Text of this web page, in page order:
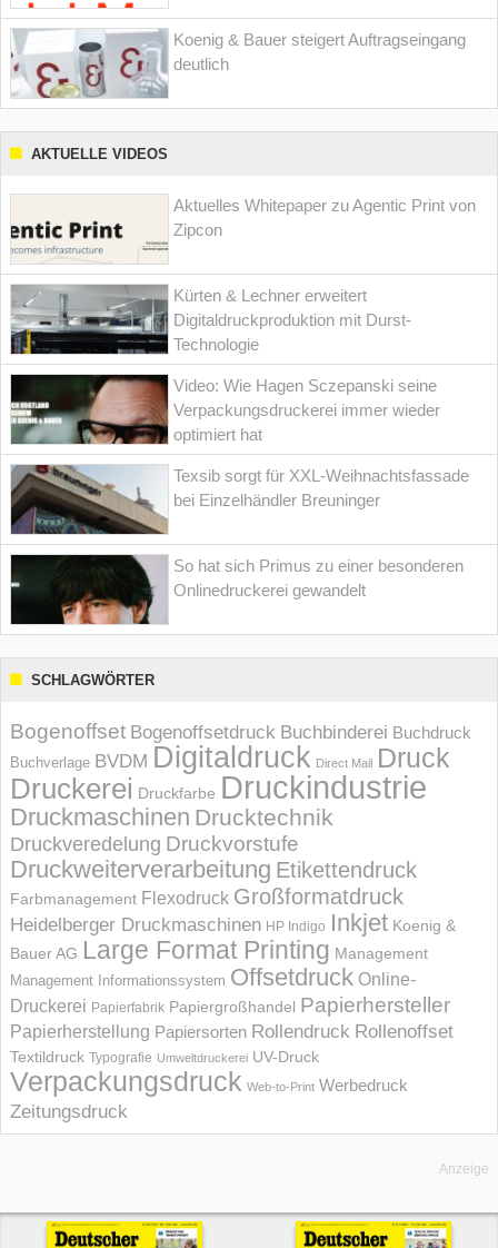
Koenig & Bauer steigert Auftragseingang
deutlich
AKTUELLE VIDEOS
Aktuelles Whitepaper zu Agentic Print von
Zipcon
Kürten & Lechner erweitert
Digitaldruckproduktion mit Durst-
Technologie
Video: Wie Hagen Sczepanski seine
Verpackungsdruckerei immer wieder
optimiert hat
Texsib sorgt für XXL-Weihnachtsfassade
bei Einzelhändler Breuninger
So hat sich Primus zu einer besonderen
Onlinedruckerei gewandelt
SCHLAGWÖRTER
Bogenoffset Bogenoffsetdruck Buchbinderei Buchdruck
Buchverlage BVDM Digitaldruck Direct Mail Druck
Druckerei Druckfarbe Druckindustrie
Druckmaschinen Drucktechnik
Druckveredelung Druckvorstufe
Druckweiterverarbeitung Etikettendruck
Farbmanagement Flexodruck Großformatdruck
Heidelberger Druckmaschinen HP Indigo Inkjet Koenig &
Bauer AG Large Format Printing Management
Management Informations­system Offsetdruck Online-
Druckerei Papierfabrik Papiergroßhandel Papierhersteller
Papierherstellung Papiersorten Rollendruck Rollenoffset
Textildruck Typografie Umweltdruckerei UV-Druck
Verpackungsdruck Web-to-Print Werbedruck
Zeitungsdruck
Anzeige